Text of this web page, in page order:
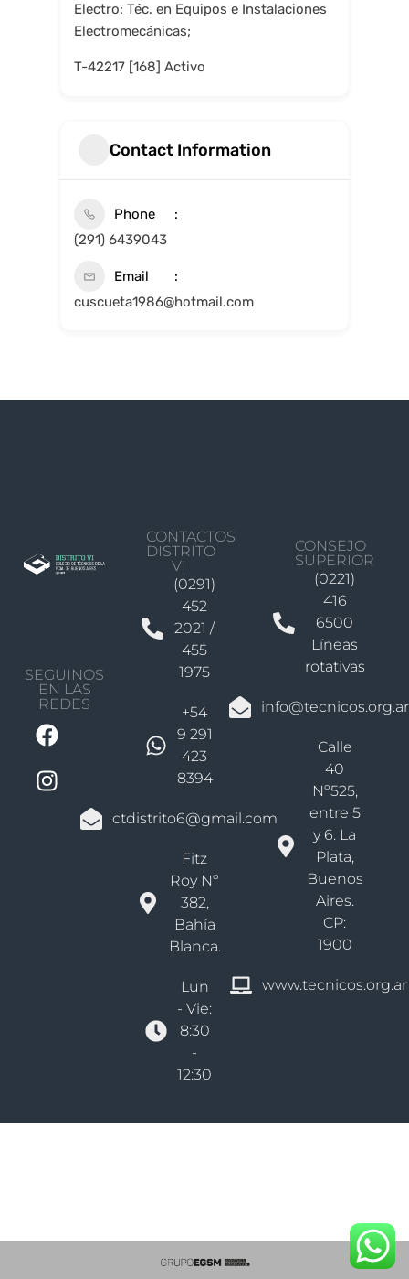
Electro: Téc. en Equipos e Instalaciones
Electromecánicas;
T-42217 [168] Activo
Contact Information
Phone
(291) 6439043
Email
cuscueta1986@hotmail.com
SEGUINOS
EN LAS
REDES
CONTACTOS
DISTRITO
VI
(0291)
452
2021 /
455
1975
+54
9 291
423
8394
ctdistrito6@gmail.com
Fitz
Roy Nº
382,
Bahía
Blanca.
Lun
- Vie:
8:30
-
12:30
CONSEJO
SUPERIOR
(0221)
416
6500
Líneas
rotativas
info@tecnicos.org.ar
Calle
40
Nº525,
entre 5
y 6. La
Plata,
Buenos
Aires.
CP:
1900
www.tecnicos.org.ar